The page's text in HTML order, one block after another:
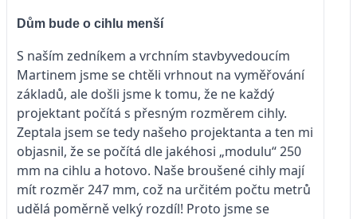
Dům bude o cihlu menší
S naším zedníkem a vrchním stavbyvedoucím
Martinem jsme se chtěli vrhnout na vyměřování
základů, ale došli jsme k tomu, že ne každý
projektant počítá s přesným rozměrem cihly.
Zeptala jsem se tedy našeho projektanta a ten mi
objasnil, že se počítá dle jakéhosi „modulu“ 250
mm na cihlu a hotovo. Naše broušené cihly mají
mít rozměr 247 mm, což na určitém počtu metrů
udělá poměrně velký rozdíl! Proto jsme se